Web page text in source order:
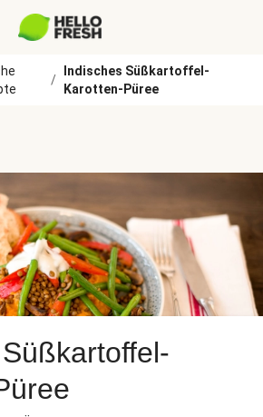
/
Indisches Süßkartoffel-
Karotten-Püree